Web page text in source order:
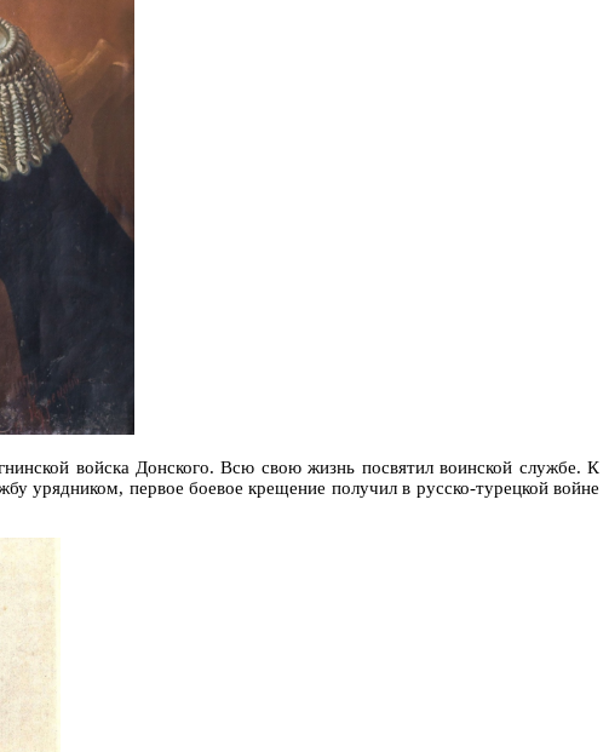
войска Донского. Всю свою жизнь посвятил воинской службе. К
урядником, первое боевое крещение получил в русско-турецкой войне